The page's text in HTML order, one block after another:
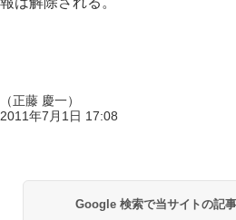
（正藤 慶一）
2011年7月1日 17:08
Google 検索で当サイトの記